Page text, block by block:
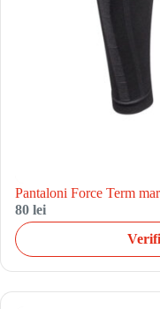
Pantaloni Force Term
80 lei